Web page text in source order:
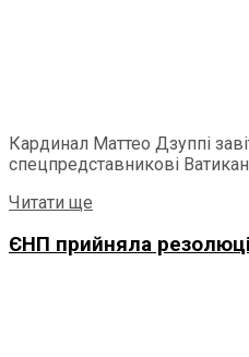
Кардинал Маттео Дзуппі
спецпредставникові
Читати ще
ЄНП прийняла